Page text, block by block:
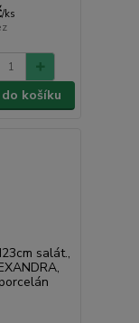
/ks
košíku